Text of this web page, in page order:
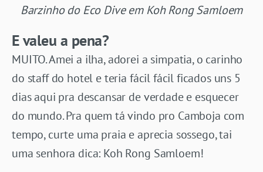
Barzinho do Eco Dive em Koh Rong Samloem
E valeu a pena?
MUITO. Amei a ilha, adorei a simpatia, o carinho
do staff do hotel e teria fácil fácil ficados uns 5
dias aqui pra descansar de verdade e esquecer
do mundo. Pra quem tá vindo pro Camboja com
tempo, curte uma praia e aprecia sossego, tai
uma senhora dica: Koh Rong Samloem!